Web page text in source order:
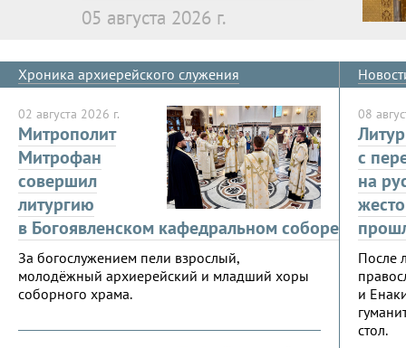
05 августа 2026 г.
Славянский Митрофан
Хроника архиерейского служения
02 августа 2026 г.
Митрополит
Митрофан
совершил
литургию
в Богоявленском кафедральном соборе
За богослужением пели взрослый,
молодёжный архиерейский и младший хоры
соборного храма.
08
с
на
После
и
стол.